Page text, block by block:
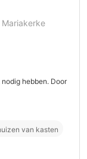
hebben. Door
van kasten